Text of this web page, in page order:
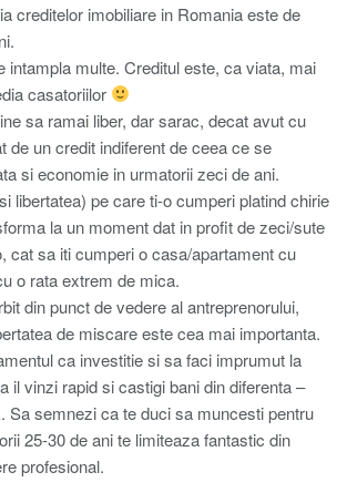
creditelor imobiliare in Romania este de
intampla multe. Creditul este, ca viata, mai
casatoriilor
sa ramai liber, dar sarac, decat avut cu
de un credit indiferent de ceea ce se
si economie in urmatorii zeci de ani.
libertatea) pe care ti-o cumperi platind chirie
la un moment dat in profit de zeci/sute
cat sa iti cumperi o casa/apartament cu
o rata extrem de mica.
din punct de vedere al antreprenorului,
de miscare este cea mai importanta.
ca investitie si sa faci imprumut la
il vinzi rapid si castigi bani din diferenta –
Sa semnezi ca te duci sa muncesti pentru
25-30 de ani te limiteaza fantastic din
profesional.